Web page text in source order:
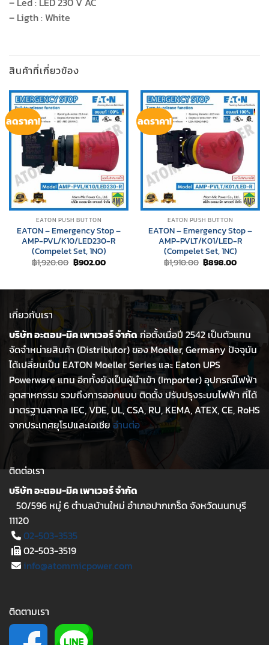
– Ligth : White
สินค้าที่เกี่ยวข้อง
ลดราคา!
EATON PUSH BUTTON
EATON – Emergency Stop –
AMP-PVL/K10/LED230-R
(Compelet Set, 1NO)
฿1,920.00 Original
price
฿902.00Current
price
ลดราคา!
EATON PUSH BUTTON
EATON – Emergency Stop –
AMP-PVLT/K01/LED-R
(Compelet Set, 1NC)
฿1,910.00 Original
price
฿898.00Current
เกี่ยวกับเรา
บริษัท อะตอม-มิค เพาเวอร์ จำกัดก่อตั้งเมื่อปี 2542 เป็นตัวแทน
จัดจำหน่ายสินค้า (Distributor) ของ Moeller, Germany ปัจจุบัน
ได้เปลี่ยนเป็น EATON Moeller Series และ Eaton UPS
Powerware แทน อีกทั้งยังเป็นผู้นำเข้า (Importer) อุปกรณ์ไฟฟ้า
อุตสาหกรรม รวมถึงการออกแบบ ติดตั้ง ปรับปรุงระบบไฟฟ้า ที่ได้
มาตรฐานสากล IEC, VDE, UL, CSA, RU, KEMA, ATEX, CE, RoHS
จากประเทศยุโรปและเอเชียอ่านต่อ
ติดต่อเรา
บริษัท อะตอม-มิค เพาเวอร์ จำกัด
50/596 หมู่ 6 ตำบลบ้านใหม่ อำเภอปากเกร็ด จังหวัดนนทบุรี
11120
02-503-3535
02-503-3519
info@atommicpower.com
ติดตามเรา